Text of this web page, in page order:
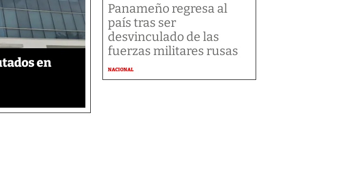
en
Panameño regresa al
país tras ser
desvinculado de las
fuerzas militares rusas
NACIONAL